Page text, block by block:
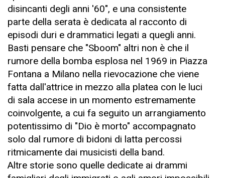
disincanti degli anni '60", e una consistente
parte della serata è dedicata al racconto di
episodi duri e drammatici legati a quegli anni.
Basti pensare che "Sboom" altri non è che il
rumore della bomba esplosa nel 1969 in Piazza
Fontana a Milano nella rievocazione che viene
fatta dall'attrice in mezzo alla platea con le luci
di sala accese in un momento estremamente
coinvolgente, a cui fa seguito un arrangiamento
potentissimo di "Dio è morto" accompagnato
solo dal rumore di bidoni di latta percossi
ritmicamente dai musicisti della band.
Altre storie sono quelle dedicate ai drammi